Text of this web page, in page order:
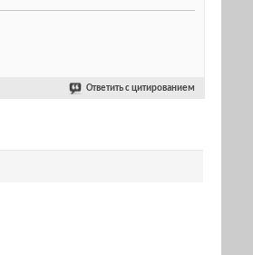
Ответить с цитированием